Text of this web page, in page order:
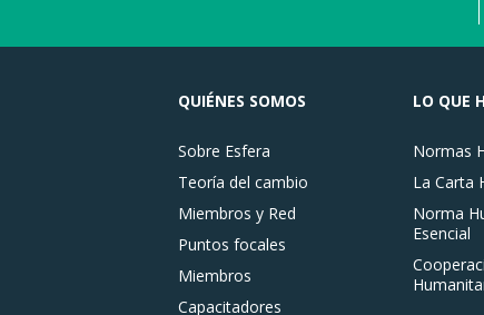
QUIÉNES SOMOS
Sobre Esfera
Teoría del cambio
Miembros y Red
Puntos focales
Miembros
Capacitadores
LO QUE
Normas
La Carta
Norma
Esencial